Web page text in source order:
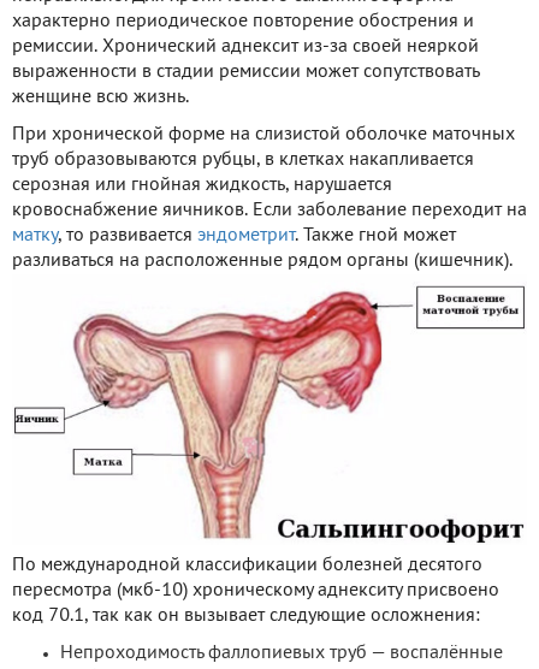
характерно периодическое повторение обострения и
ремиссии. Хронический аднексит из-за своей неяркой
выраженности в стадии ремиссии может сопутствовать
женщине всю жизнь.
При хронической форме на слизистой оболочке маточных
труб образовываются рубцы, в клетках накапливается
серозная или гнойная жидкость, нарушается
кровоснабжение яичников. Если заболевание переходит на
матку, то развивается эндометрит. Также гной может
разливаться на расположенные рядом органы (кишечник).
По международной классификации болезней десятого
пересмотра (мкб-10) хроническому аднекситу присвоено
код 70.1, так как он вызывает следующие осложнения:
Непроходимость фаллопиевых труб — воспалённые